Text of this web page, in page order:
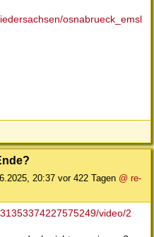
osnabrueck_emsl
20:37 vor 422 Tagen @ re-
video/2